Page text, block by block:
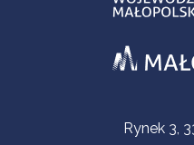
Informacje
Rynek 3,